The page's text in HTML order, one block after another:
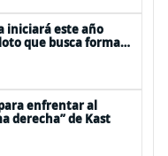
iniciará este año
que busca formar
media en
enfrentar al
derecha” de Kast